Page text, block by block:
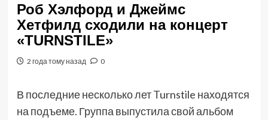
Роб Хэлфорд и Джеймс
Хетфилд сходили на концерт
«TURNSTILE»
2 года тому назад 0
В последние несколько лет Turnstile находятся
на подъеме. Группа выпустила свой альбом